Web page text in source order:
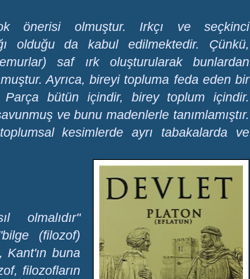
önerisi olmuştur. Irkçı ve seçkinci
olduğu da kabul edilmektedir. Çünkü,
saf ırk oluşturularak bunlardan
Ayrıca, bireyi topluma feda eden bir
Parça bütün içindir, birey toplum içindir.
ve bunu madenlerle tanımlamıştır.
kesimlerde ayrı tabakalarda ve
olmalıdır"
(filozof)
Kant'ın buna
filozofların